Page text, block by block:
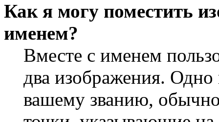
Как я могу поместить
именем?
Вместе с именем
два изображения.
вашему званию, обычно